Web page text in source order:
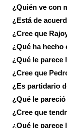
¿Quién ve con
¿Está de
¿Cree que
¿Qué ha hecho
¿Qué le
¿Cree que
¿Es partidario
¿Qué le
¿Cree que
¿Qué le parece